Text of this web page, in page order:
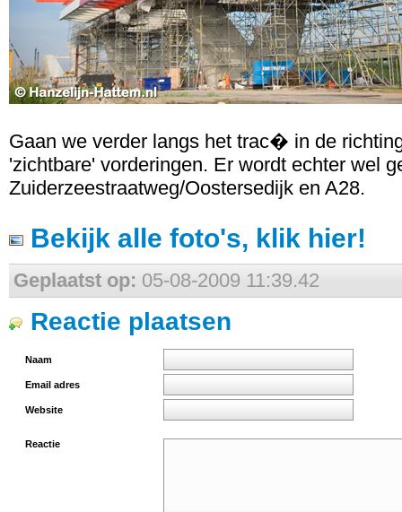
Gaan we verder langs het trac� in de
'zichtbare' vorderingen. Er wordt echter wel
Zuiderzeestraatweg/Oostersedijk en A28.
Bekijk alle foto's, klik hier!
Geplaatst op: 05-08-2009 11:39.42
Reactie plaatsen
Naam
Email adres
Website
Reactie